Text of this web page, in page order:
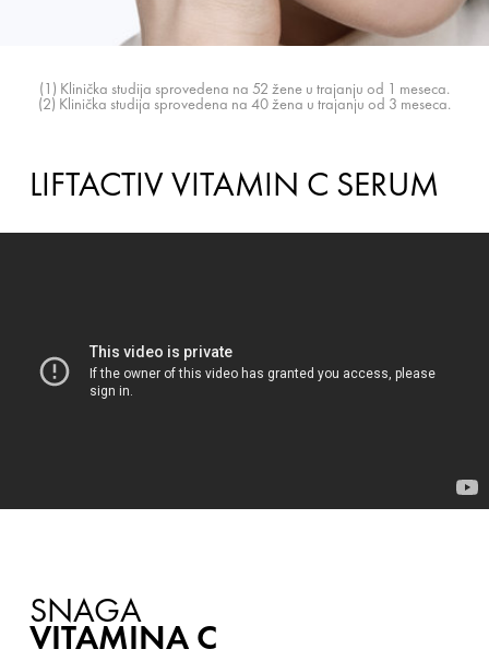
(1) Klinička studija sprovedena na 52 žene u trajanju od 1 meseca.
(2) Klinička studija sprovedena na 40 žena u trajanju od 3 meseca.
LIFTACTIV VITAMIN C SERUM
SNAGA
VITAMINA C